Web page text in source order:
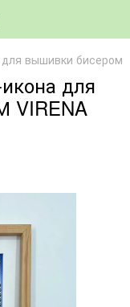
вышивки бисером
для
VIRENA